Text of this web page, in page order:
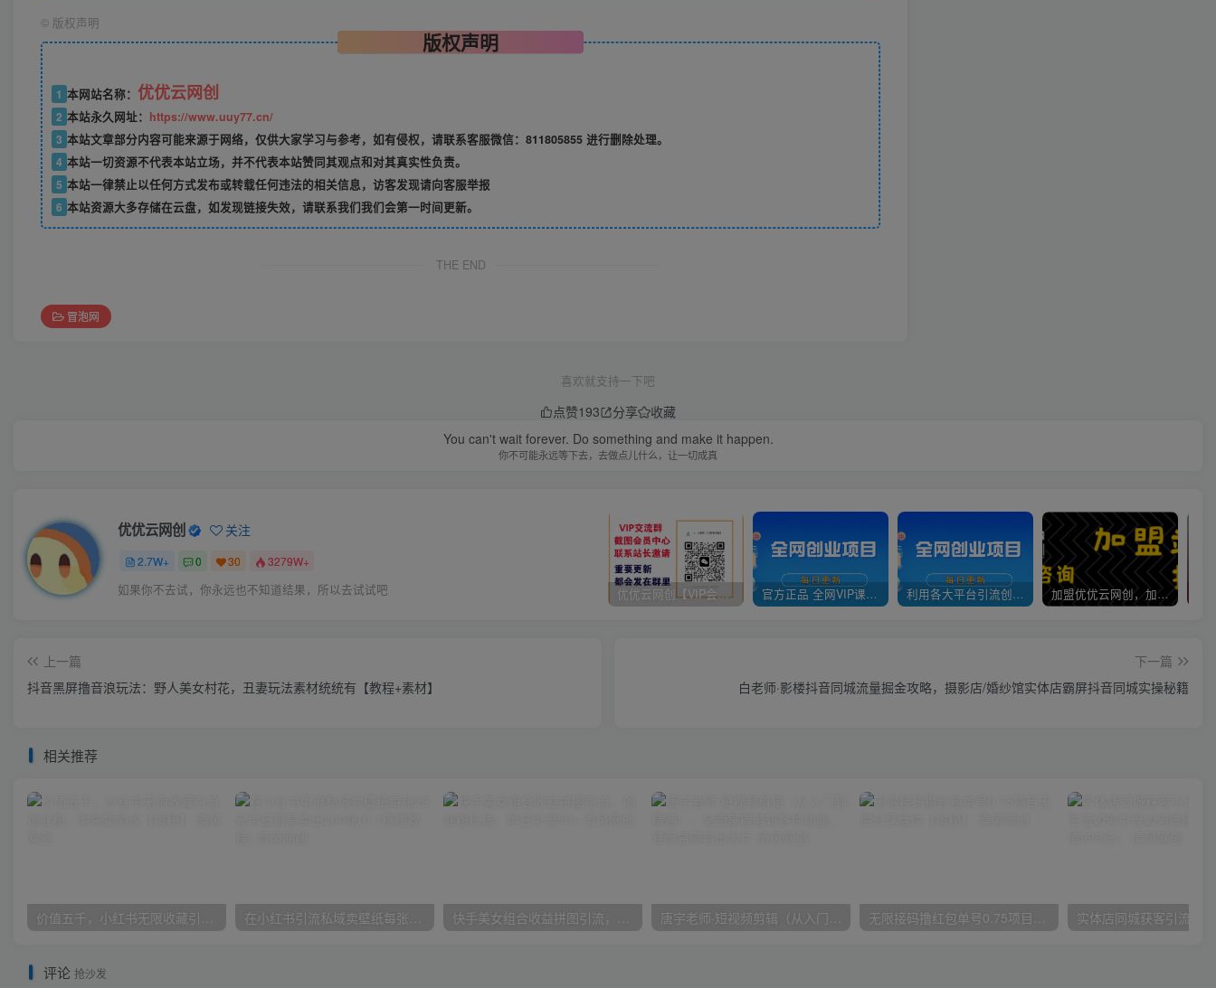
© 版权声明
版权声明
1 本网站名称： 优优云网创
2 本站永久网址： https://www.uuy77.cn/
3 本站文章部分内容可能来源于网络，仅供大家学习与参考，如有侵权，请联系客服微信：811805855 进行删除处理。
4 本站一切资源不代表本站立场，并不代表本站赞同其观点和对其真实性负责。
5 本站一律禁止以任何方式发布或转载任何违法的相关信息，访客发现请向客服举报
6 本站资源大多存储在云盘，如发现链接失效，请联系我们我们会第一时间更新。
THE END
冒泡网
喜欢就支持一下吧
点赞193 分享
收藏
You can't wait forever. Do something and make it happen.
你不可能永远等下去，去做点儿什么，让一切成真
优优云网创 关注
2.7W+ 0 30 3279W+
如果你不去试，你永远也不知道结果，所以去试试吧 优优云网创【VIP会员专属交流群】 官方正品 全网VIP课程 无损下载~ 利用各大平台引流创业粉，做知识付费系统，卖会员，卖课程，实现日入几百几千 加盟优优云网创，加盟搭建同款知识付费资源网站，实现长期稳定被动收入~
上一篇
抖音黑屏撸音浪玩法：野人美女村花，丑妻玩法素材统统有【教程+素材】
下一篇
白老师·影楼抖音同城流量掘金攻略，摄影店/婚纱馆实体店霸屏抖音同城实操秘籍
相关推荐
评论 抢沙发